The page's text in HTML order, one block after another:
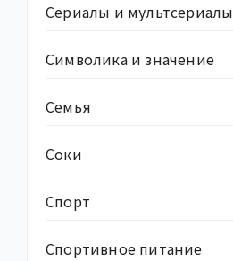
Сериалы и мультсериалы
Символика и значение
Семья
Соки
Спорт
Спортивное питание